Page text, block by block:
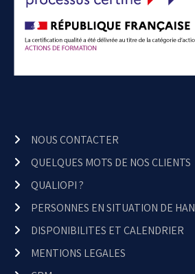
NOUS CONTACTER
QUELQUES MOTS DE NOS CLIENTS
QUALIOPI ?
PERSONNES EN SITUATION DE
DISPONIBILITES ET CALENDRIER
MENTIONS LEGALES